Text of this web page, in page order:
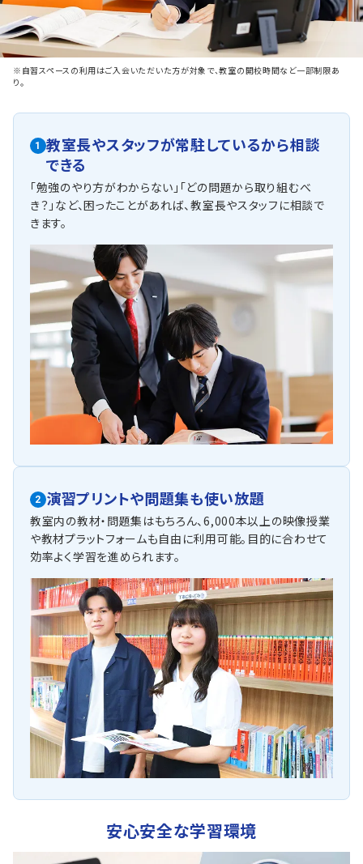
※自習スペースの利用はご入会いただいた方が対象で、教室の開校時間など一部制限あ
り。
1
教室長やスタッフが常駐しているから相談
できる
「勉強のやり方がわからない」「どの問題から取り組むべ
き？」など、困ったことがあれば、教室長やスタッフに相談で
きます。
2 演習プリントや問題集も使い放題
教室内の教材・問題集はもちろん、6,000本以上の映像授業
や教材プラットフォームも自由に利用可能。目的に合わせて
効率よく学習を進められます。
安心安全な学習環境